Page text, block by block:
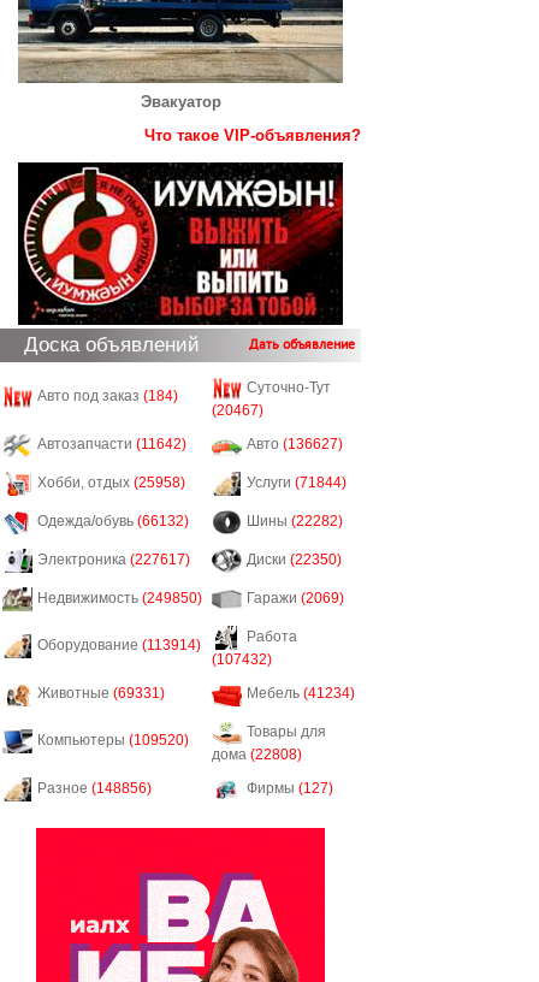
Эвакуатор
Что такое VIP-объявления?
Доска объявлений Дать объявление
Авто под заказ (184)
Суточно-Тут
(20467)
Автозапчасти (11642) Авто (136627)
Хобби, отдых (25958) Услуги (71844)
Одежда/обувь (66132) Шины (22282)
Электроника (227617) Диски (22350)
Недвижимость (249850) Гаражи (2069)
Оборудование (113914)
Работа
(107432)
Животные (69331) Мебель (41234)
Компьютеры (109520)
Товары для
дома (22808)
Разное (148856) Фирмы (127)